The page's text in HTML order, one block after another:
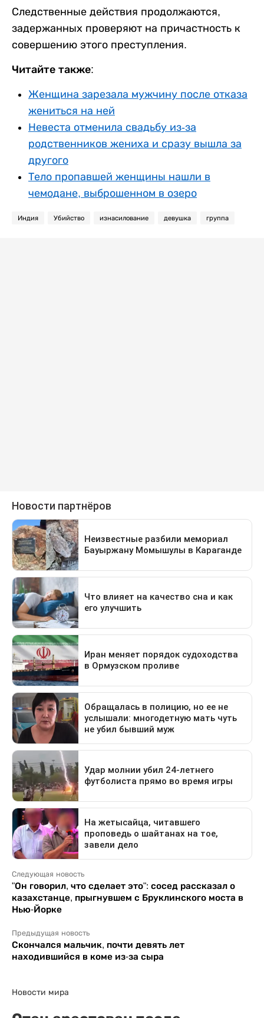
Следственные действия продолжаются,
задержанных проверяют на причастность к
совершению этого преступления.
Читайте также:
Женщина зарезала мужчину после отказа
жениться на ней
Невеста отменила свадьбу из-за
родственников жениха и сразу вышла за
другого
Тело пропавшей женщины нашли в
чемодане, выброшенном в озеро
Индия Убийство изнасилование девушка группа
Следующая новость
"Он говорил, что сделает это": сосед рассказал о
казахстанце, прыгнувшем с Бруклинского моста в
Нью-Йорке
Предыдущая новость
Скончался мальчик, почти девять лет
находившийся в коме из-за сыра
Новости мира